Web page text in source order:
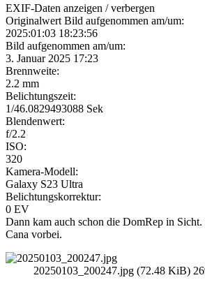
EXIF-Daten anzeigen / verbergen
Originalwert Bild aufgenommen am/um:
2025:01:03 18:23:56
Bild aufgenommen am/um:
3. Januar 2025 17:23
Brennweite:
2.2 mm
Belichtungszeit:
1/46.0829493088 Sek
Blendenwert:
f/2.2
ISO:
320
Kamera-Modell:
Galaxy S23 Ultra
Belichtungskorrektur:
0 EV
Dann kam auch schon die DomRep in
Cana vorbei.
20250103_200247.jpg (72.48 KiB)